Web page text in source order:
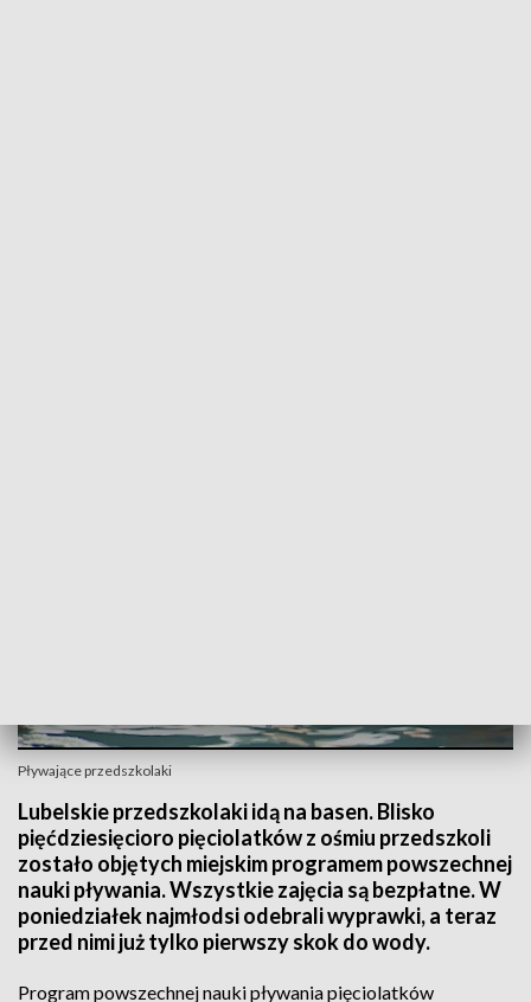
Pływające przedszkolaki
Lubelskie przedszkolaki idą na basen. Blisko
pięćdziesięcioro pięciolatków z ośmiu przedszkoli
zostało objętych miejskim programem powszechnej
nauki pływania. Wszystkie zajęcia są bezpłatne. W
poniedziałek najmłodsi odebrali wyprawki, a teraz
przed nimi już tylko pierwszy skok do wody.
Program powszechnej nauki pływania pięciolatków